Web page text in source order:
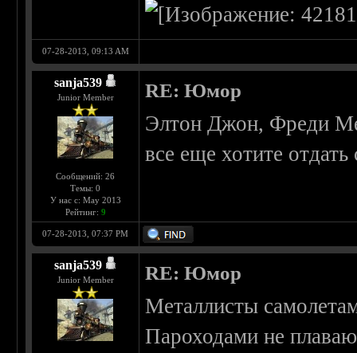
07-28-2013, 09:13 AM
sanja539
Junior Member
Сообщений: 26
Темы: 0
У нас с: May 2013
Рейтинг: 9
RE: Юмор
Элтон Джон, Фреди
все еще хотите
07-28-2013, 07:37 PM
sanja539
Junior Member RE: Юмор
Металлисты
Пароходами не